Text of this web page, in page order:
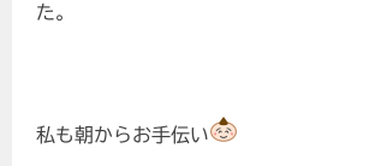
た。
私も朝からお手伝い